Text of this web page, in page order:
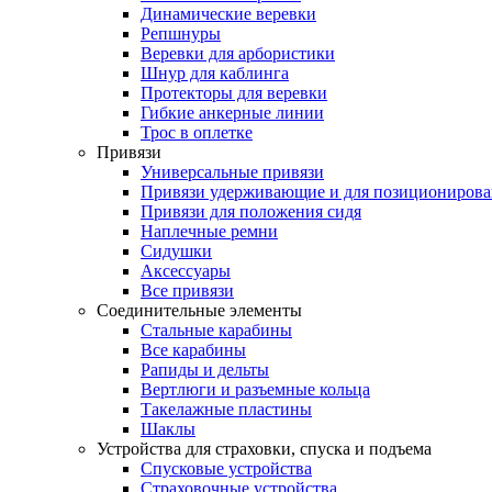
Динамические веревки
Репшнуры
Веревки для арбористики
Шнур для каблинга
Протекторы для веревки
Гибкие анкерные линии
Трос в оплетке
Привязи
Универсальные привязи
Привязи удерживающие и для
Привязи для положения сидя
Наплечные ремни
Сидушки
Аксессуары
Все привязи
Соединительные элементы
Стальные карабины
Все карабины
Рапиды и дельты
Вертлюги и разъемные кольца
Такелажные пластины
Шаклы
Устройства для страховки, спуска и подъема
Спусковые устройства
Страховочные устройства